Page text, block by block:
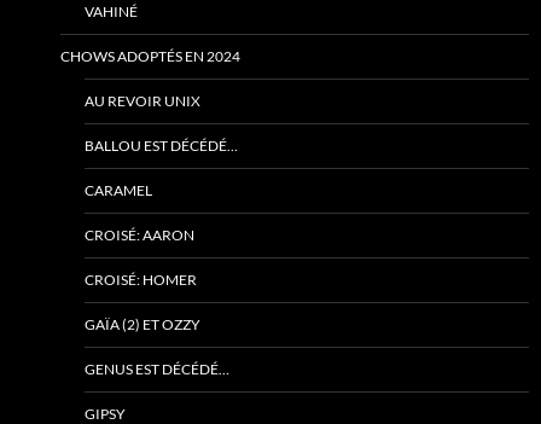
VAHINÉ
CHOWS ADOPTÉS EN 2024
AU REVOIR UNIX
BALLOU EST DÉCÉDÉ…
CARAMEL
CROISÉ: AARON
CROISÉ: HOMER
GAÏA (2) ET OZZY
GENUS EST DÉCÉDÉ…
GIPSY